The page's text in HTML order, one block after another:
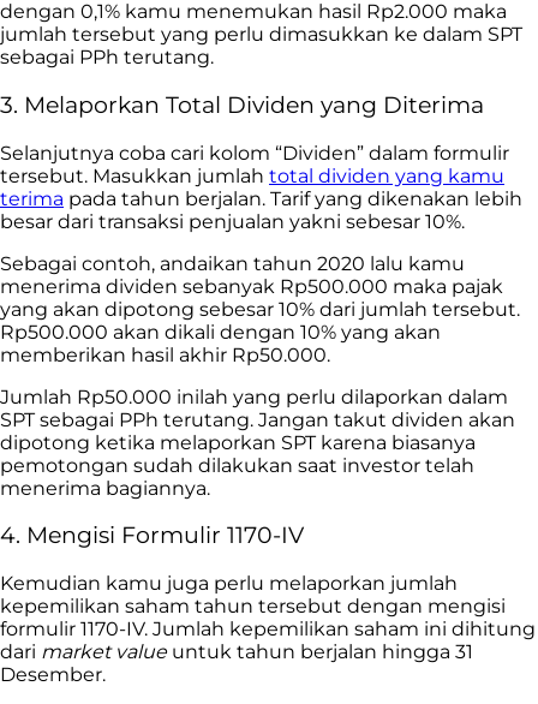
dengan 0,1% kamu menemukan hasil Rp2.000 maka
jumlah tersebut yang perlu dimasukkan ke dalam SPT
sebagai PPh terutang.
3. Melaporkan Total Dividen yang Diterima
Selanjutnya coba cari kolom “Dividen” dalam formulir
tersebut. Masukkan jumlah total dividen yang kamu
terima pada tahun berjalan. Tarif yang dikenakan lebih
besar dari transaksi penjualan yakni sebesar 10%.
Sebagai contoh, andaikan tahun 2020 lalu kamu
menerima dividen sebanyak Rp500.000 maka pajak
yang akan dipotong sebesar 10% dari jumlah tersebut.
Rp500.000 akan dikali dengan 10% yang akan
memberikan hasil akhir Rp50.000.
Jumlah Rp50.000 inilah yang perlu dilaporkan dalam
SPT sebagai PPh terutang. Jangan takut dividen akan
dipotong ketika melaporkan SPT karena biasanya
pemotongan sudah dilakukan saat investor telah
menerima bagiannya.
4. Mengisi Formulir 1170-IV
Kemudian kamu juga perlu melaporkan jumlah
kepemilikan saham tahun tersebut dengan mengisi
formulir 1170-IV. Jumlah kepemilikan saham ini dihitung
dari market valueuntuk tahun berjalan hingga 31
Desember.